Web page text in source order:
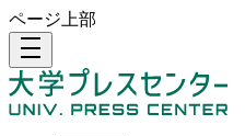
ページ上部
density_medium